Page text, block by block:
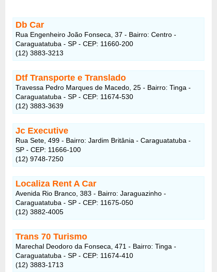
Db Car
Rua Engenheiro João Fonseca, 37 - Bairro: Centro -
Caraguatatuba - SP - CEP: 11660-200
(12) 3883-3213
Dtf Transporte e Translado
Travessa Pedro Marques de Macedo, 25 - Bairro: Tinga -
Caraguatatuba - SP - CEP: 11674-530
(12) 3883-3639
Jc Executive
Rua Sete, 499 - Bairro: Jardim Britânia - Caraguatatuba -
SP - CEP: 11666-100
(12) 9748-7250
Localiza Rent A Car
Avenida Rio Branco, 383 - Bairro: Jaraguazinho -
Caraguatatuba - SP - CEP: 11675-050
(12) 3882-4005
Trans 70 Turismo
Marechal Deodoro da Fonseca, 471 - Bairro: Tinga -
Caraguatatuba - SP - CEP: 11674-410
(12) 3883-1713